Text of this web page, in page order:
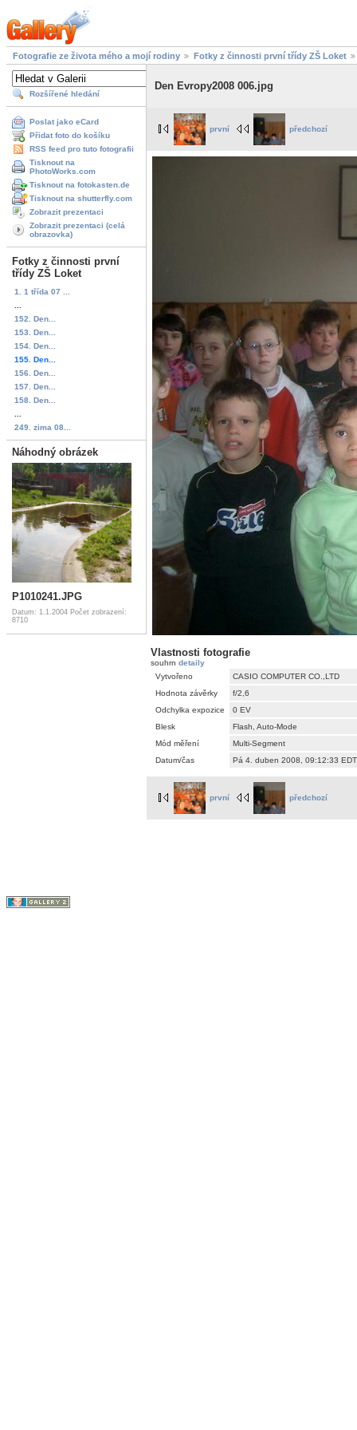
Fotografie ze života mého a mojí rodiny Fotky z činnosti první třídy ZŠ Loket
Rozšířené hledání
Poslat jako eCard
Přidat foto do košíku
RSS feed pro tuto fotografii
Tisknout na
PhotoWorks.com
Tisknout na fotokasten.de
Tisknout na shutterfly.com
Zobrazit prezentaci
Zobrazit prezentaci (celá
obrazovka)
Fotky z činnosti první
třídy ZŠ Loket
1. 1 třída 07 ...
152. Den...
153. Den...
154. Den...
155. Den...
156. Den...
157. Den...
158. Den...
249. zima 08...
Náhodný obrázek
P1010241.JPG
Datum: 1.1.2004 Počet zobrazení:
8710
Den Evropy2008 006.jpg
první předchozí
Vlastnosti fotografie
souhrn detaily
Vytvořeno
CASIO COMPUTER CO.,LTD
Hodnota závěrky
f/2,6
Odchylka expozice
0 EV
Blesk
Flash, Auto-Mode
Mód měření
Multi-Segment
Datum/čas
Pá 4. duben 2008, 09:12:33 EDT
první předchozí